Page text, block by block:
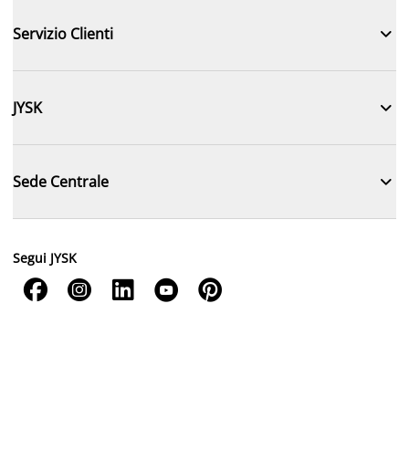
Servizio Clienti 
JYSK 
Sede Centrale 
Segui JYSK
    